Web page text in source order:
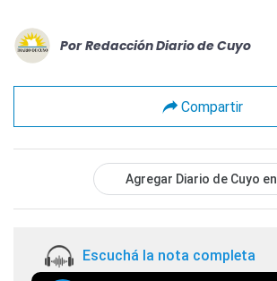
Por Redacción Diario de Cuyo
Compartir
Agregar Diario de Cuyo en
Escuchá la nota completa